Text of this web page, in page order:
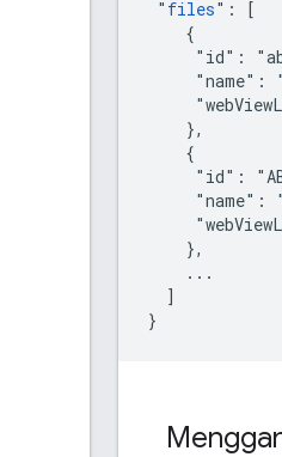
" files": [
    {
"id":
"name":
    },
    {
"id":
"name":
    },
    ...
  ]
}